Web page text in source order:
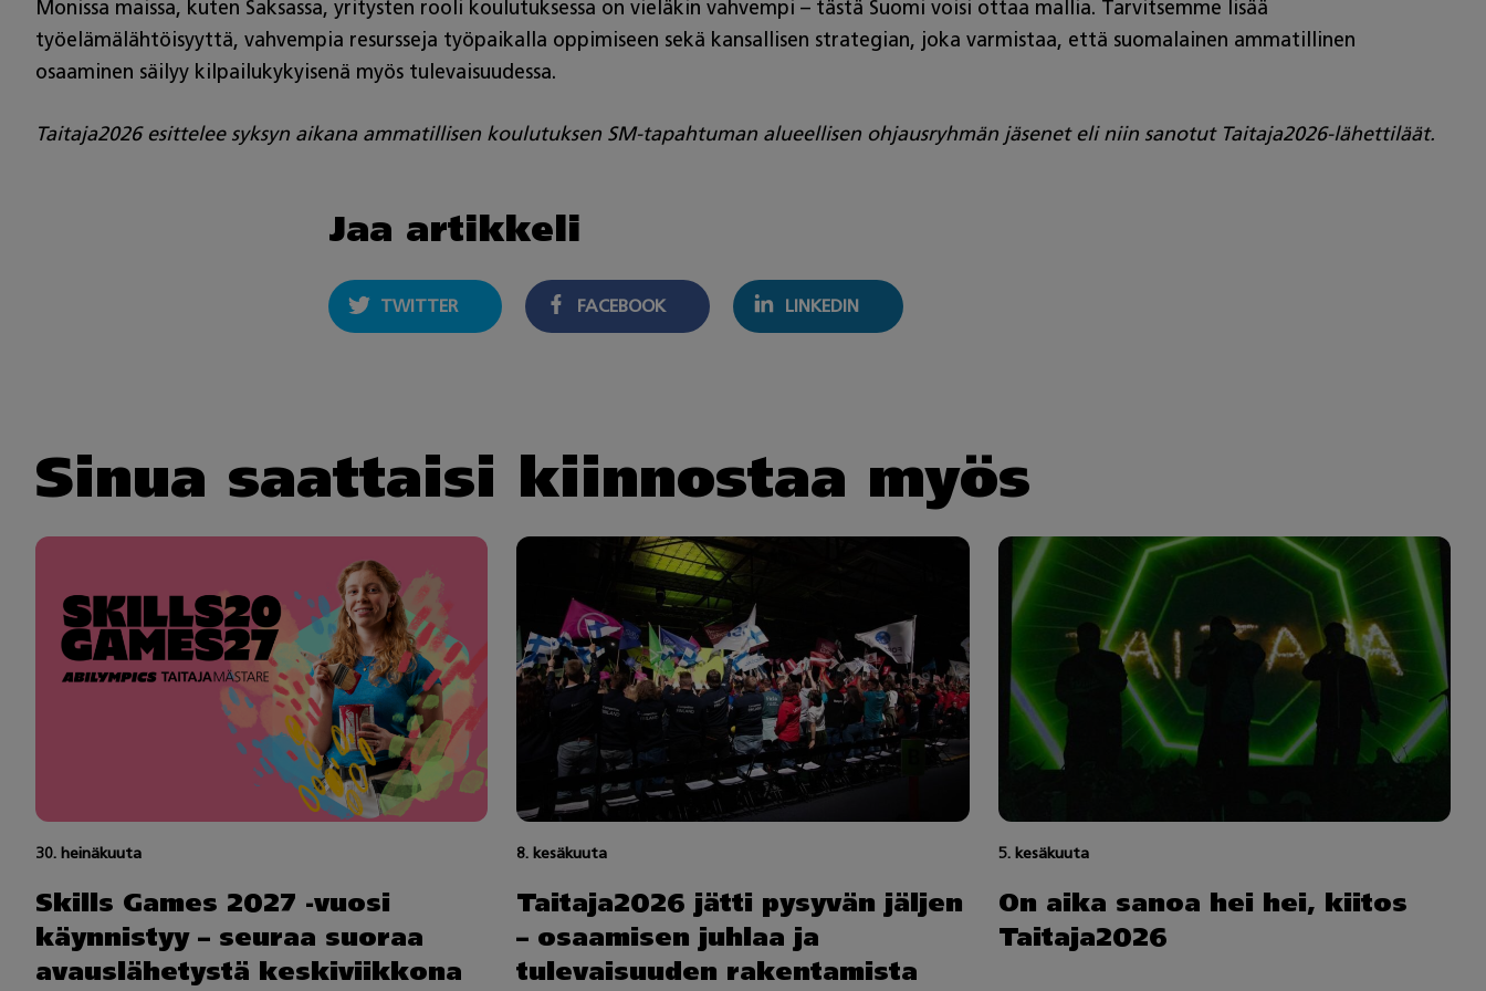
Monissa maissa, kuten Saksassa, yritysten rooli koulutuksessa on vieläkin vahvempi – tästä Suomi voisi ottaa mallia. Tarvitsemme lisää
työelämälähtöisyyttä, vahvempia resursseja työpaikalla oppimiseen sekä kansallisen strategian, joka varmistaa, että suomalainen ammatillinen
osaaminen säilyy kilpailukykyisenä myös tulevaisuudessa.
Taitaja2026 esittelee syksyn aikana ammatillisen koulutuksen SM-tapahtuman alueellisen ohjausryhmän jäsenet eli niin sanotut Taitaja2026-lähettiläät.
Jaa artikkeli
TWITTER FACEBOOK LINKEDIN
Sinua saattaisi kiinnostaa myös
30. heinäkuuta
Skills Games 2027 -vuosi
käynnistyy – seuraa suoraa
avauslähetystä keskiviikkona
8. kesäkuuta
Taitaja2026 jätti pysyvän jäljen
– osaamisen juhlaa ja
tulevaisuuden rakentamista
5. kesäkuuta
On aika sanoa hei hei, kiitos
Taitaja2026